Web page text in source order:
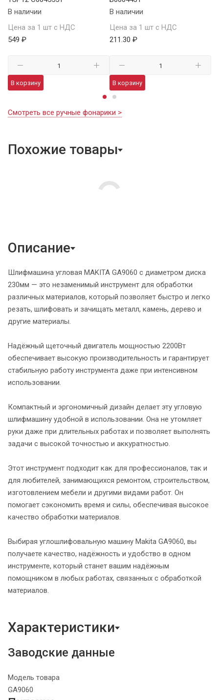
В наличии
Цена за 1 шт с НДС
549 ₽
В корзину
В наличии
Цена за 1 шт с НДС
211.30 ₽
В корзину
Смотреть все ручные фонарики >
Похожие товары
Описание
Шлифмашина угловая MAKITA GA9060 с диаметром диска
230мм — это незаменимый инструмент для обработки
различных материалов, который позволяет быстро и легко
резать, шлифовать и зачищать металл, камень, дерево и
другие материалы.
Надёжный щеточный двигатель мощностью 2200Вт
обеспечивает высокую производительность и гарантирует
стабильную работу инструмента даже при интенсивном
использовании.
Компактный и эргономичный дизайн делает эту угловую
шлифмашину удобной в использовании. Она не утомляет
руки даже при длительных работах и позволяет выполнять
задачи с высокой точностью и аккуратностью.
Этот инструмент подходит как для профессионалов, так и
для любителей, занимающихся ремонтом, строительством,
изготовлением мебели и другими видами работ. Он
помогает сэкономить время и силы, обеспечивая высокое
качество обработки материалов.
Выбирая углошлифовальную машину Makita GA9060, вы
получаете качество, надёжность и удобство в одном
инструменте, который станет вашим надёжным
помощником в любых работах, связанных с обработкой
материалов.
Характеристики
Заводские данные
Модель товара
GA9060